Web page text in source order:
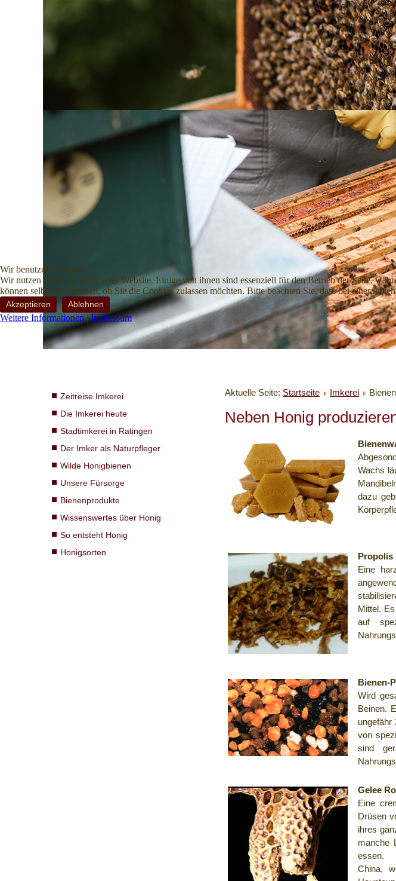
Zeitreise Imkerei
Die Imkerei heute
Stadtimkerei in Ratingen
Der Imker als Naturpfleger
Wilde Honigbienen
Unsere Fürsorge
Bienenprodukte
Wissenswertes über Honig
So entsteht Honig
Honigsorten
Aktuelle Seite: Startseite Imkerei
Neben Honig
Wachs
dazu
Propolis
Eine
Mittel.
auf
Bienen-
Wird
Beinen.
ungefähr
von
sind
Gelee
Eine
Drüsen
ihres
manche
essen.
China,
Wir benutzen Cookies
Wir nutzen Cookies auf unserer Website. Einige von ihnen sind essenziell für den Betrieb der Seite,
können selbst entscheiden, ob Sie die Cookies zulassen möchten. Bitte beachten Sie, dass bei einer
Akzeptieren Ablehnen
Weitere Informationen|Impressum